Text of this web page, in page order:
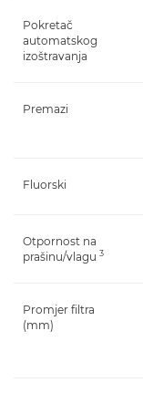
Pokretač
automatskog
izoštravanja
Premazi
Fluorski
Otpornost na
prašinu/vlagu 3
Promjer filtra
(mm)